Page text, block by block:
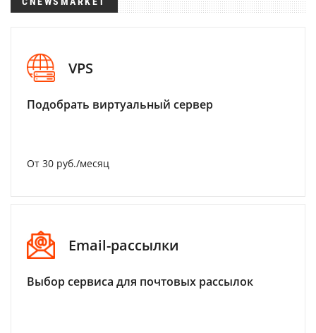
VPS
Подобрать виртуальный сервер
От 30 руб./месяц
Email-рассылки
Выбор сервиса для почтовых рассылок